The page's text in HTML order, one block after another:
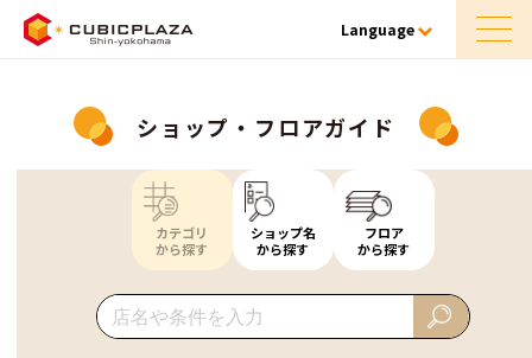
Language
ショップ・フロアガイド
カテゴリ
から探す
ショップ名
から探す
フロア
から探す